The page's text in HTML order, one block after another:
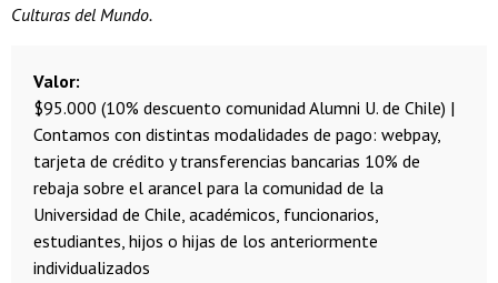
Culturas del Mundo.
Valor
$95.000 (10% descuento comunidad Alumni U. de Chile) |
Contamos con distintas modalidades de pago: webpay,
tarjeta de crédito y transferencias bancarias 10% de
rebaja sobre el arancel para la comunidad de la
Universidad de Chile, académicos, funcionarios,
estudiantes, hijos o hijas de los anteriormente
individualizados